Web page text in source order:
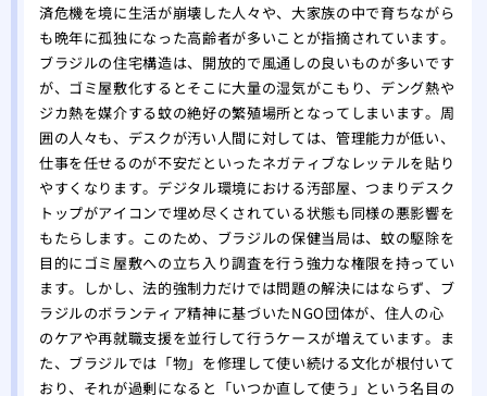
済危機を境に生活が崩壊した人々や、大家族の中で育ちながら
も晩年に孤独になった高齢者が多いことが指摘されています。
ブラジルの住宅構造は、開放的で風通しの良いものが多いです
が、ゴミ屋敷化するとそこに大量の湿気がこもり、デング熱や
ジカ熱を媒介する蚊の絶好の繁殖場所となってしまいます。周
囲の人々も、デスクが汚い人間に対しては、管理能力が低い、
仕事を任せるのが不安だといったネガティブなレッテルを貼り
やすくなります。デジタル環境における汚部屋、つまりデスク
トップがアイコンで埋め尽くされている状態も同様の悪影響を
もたらします。このため、ブラジルの保健当局は、蚊の駆除を
目的にゴミ屋敷への立ち入り調査を行う強力な権限を持ってい
ます。しかし、法的強制力だけでは問題の解決にはならず、ブ
ラジルのボランティア精神に基づいたNGO団体が、住人の心
のケアや再就職支援を並行して行うケースが増えています。ま
た、ブラジルでは「物」を修理して使い続ける文化が根付いて
おり、それが過剰になると「いつか直して使う」という名目の